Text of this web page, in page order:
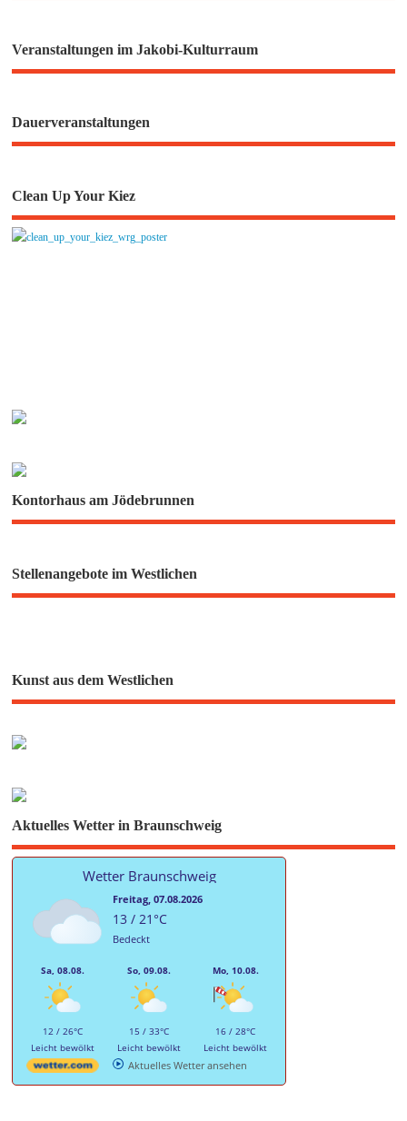
Veranstaltungen im Jakobi-Kulturraum
Dauerveranstaltungen
Clean Up Your Kiez
Kontorhaus am Jödebrunnen
Stellenangebote im Westlichen
Kunst aus dem Westlichen
Aktuelles Wetter in Braunschweig
Wetter Braunschweig
Freitag, 07.08.2026
13 / 21°C
Bedeckt
Sa, 08.08.
12 / 26°C
Leicht bewölkt
So, 09.08.
15 / 33°C
Leicht bewölkt
Mo, 10.08.
16 / 28°C
Leicht bewölkt
Aktuelles Wetter ansehen